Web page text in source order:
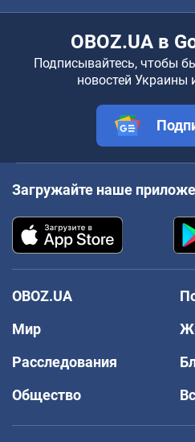
OBOZ.UA в
Подписывайтесь, чтобы
новостей Украины
Загружайте наше
OBOZ.UA
Мир
Расследования
Общество